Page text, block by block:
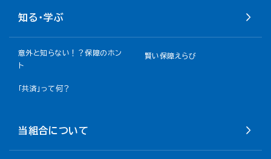
知る・学ぶ
意外と知らない！？保障のホン
ト
賢い保障えらび
「共済」って何？
当組合について